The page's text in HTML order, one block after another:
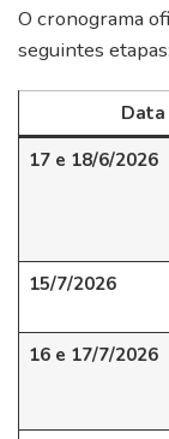
O cronograma
seguintes etapas:
Data
17 e 18/6/2026
15/7/2026
16 e 17/7/2026